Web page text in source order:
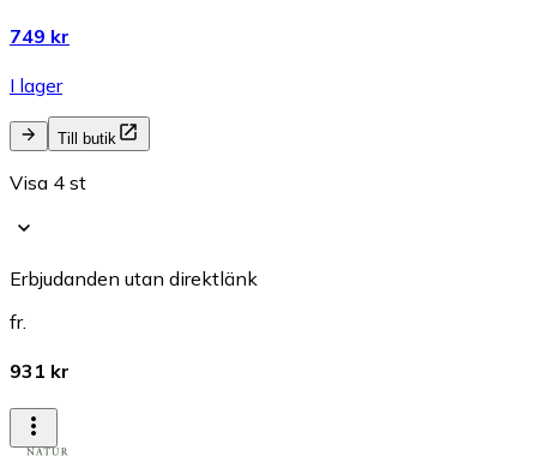
749 kr
I lager
Till butik
Visa 4 st
Erbjudanden utan direktlänk
fr.
931 kr